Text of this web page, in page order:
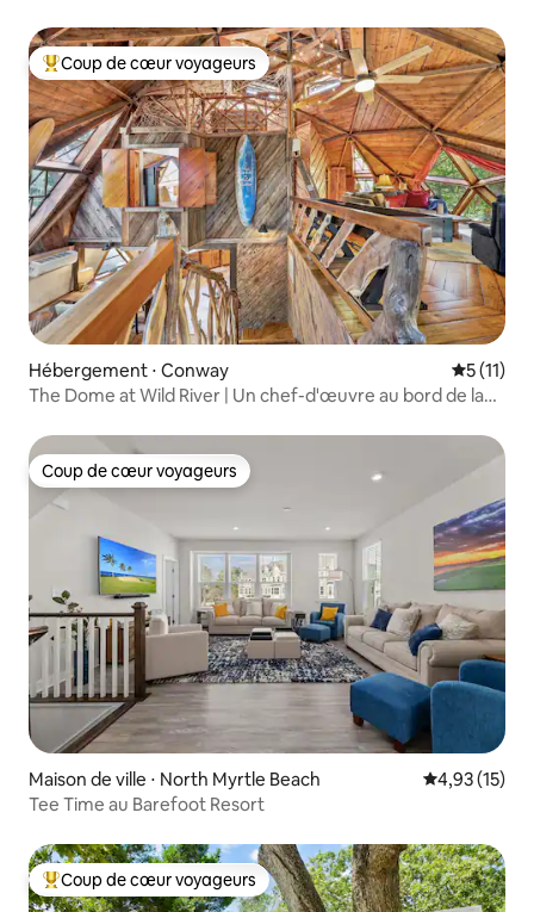
Coups de cœur voyageurs les plus appréciés
Coup de cœur voyageurs
Hébergement ⋅ Conway
5 (11)
The Dome at Wild River | Un chef-d'œuvre au bord de la
Coup de cœur voyageurs
Coup de cœur voyageurs
Maison de ville ⋅ North Myrtle Beach Évaluation
4,93 (15)
Tee Time au Barefoot Resort
Coups de cœur voyageurs les plus appréciés
Coup de cœur voyageurs